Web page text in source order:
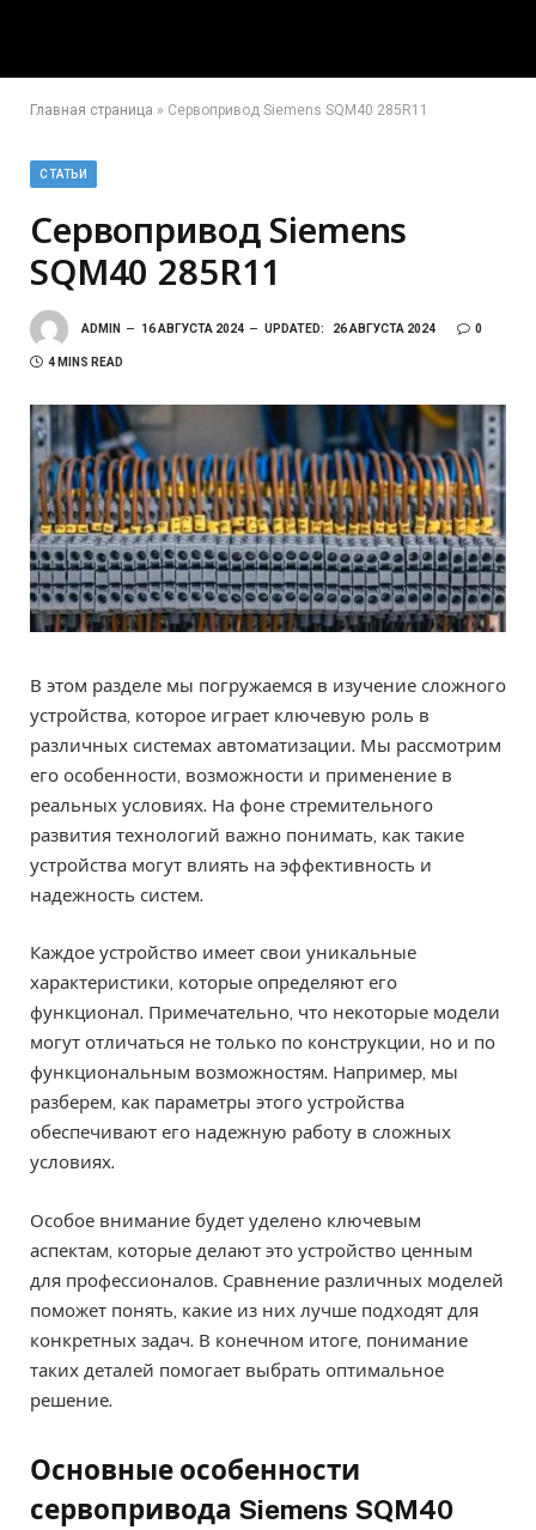
Главная страница » Сервопривод Siemens SQM40 285R11
СТАТЬИ
Сервопривод Siemens
SQM40 285R11
ADMIN 16 АВГУСТА 2024 UPDATED: 26 АВГУСТА 2024 0
4 MINS READ
В этом разделе мы погружаемся в изучение сложного
устройства, которое играет ключевую роль в
различных системах автоматизации. Мы рассмотрим
его особенности, возможности и применение в
реальных условиях. На фоне стремительного
развития технологий важно понимать, как такие
устройства могут влиять на эффективность и
надежность систем.
Каждое устройство имеет свои уникальные
характеристики, которые определяют его
функционал. Примечательно, что некоторые модели
могут отличаться не только по конструкции, но и по
функциональным возможностям. Например, мы
разберем, как параметры этого устройства
обеспечивают его надежную работу в сложных
условиях.
Особое внимание будет уделено ключевым
аспектам, которые делают это устройство ценным
для профессионалов. Сравнение различных моделей
поможет понять, какие из них лучше подходят для
конкретных задач. В конечном итоге, понимание
таких деталей помогает выбрать оптимальное
решение.
Основные особенности
сервопривода Siemens SQM40